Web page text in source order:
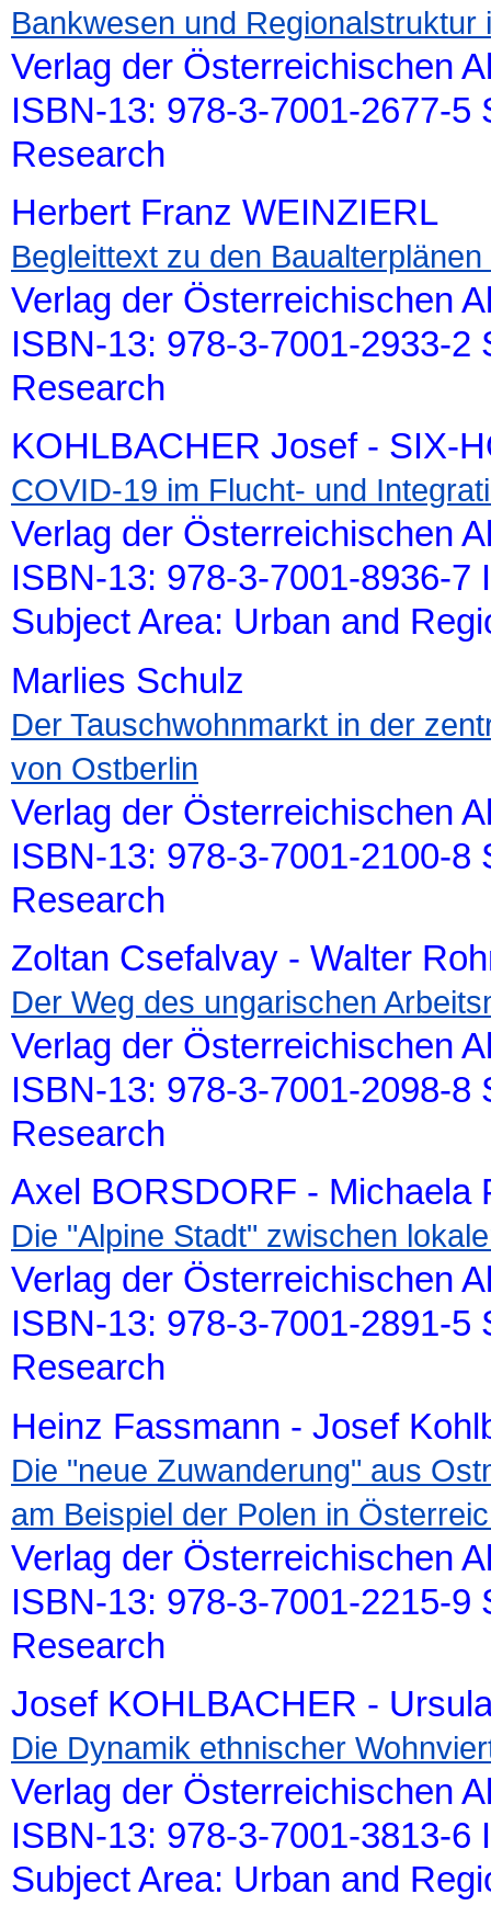
Bankwesen und Regionalstruktur
Verlag der Österreichischen
ISBN-13: 978-3-7001-2677-5
Research
Herbert Franz WEINZIERL
Begleittext zu den
Verlag der Österreichischen
ISBN-13: 978-3-7001-2933-2
Research
KOHLBACHER Josef - SIX-
COVID-19 im Flucht- und
Verlag der Österreichischen
ISBN-13: 978-3-7001-8936-
Subject Area: Urban and
Marlies Schulz
Der Tauschwohnmarkt in der
von Ostberlin
Verlag der Österreichischen
ISBN-13: 978-3-7001-2100-8
Research
Zoltan Csefalvay - Walter
Der Weg des ungarischen
Verlag der Österreichischen
ISBN-13: 978-3-7001-2098-8
Research
Axel BORSDORF - Michaela
Die "Alpine Stadt" zwischen
Verlag der Österreichischen
ISBN-13: 978-3-7001-2891-5
Research
Heinz Fassmann - Josef
Die "neue Zuwanderung" aus
am Beispiel der Polen in
Verlag der Österreichischen
ISBN-13: 978-3-7001-2215-9
Research
Josef KOHLBACHER -
Die Dynamik ethnischer
Verlag der Österreichischen
ISBN-13: 978-3-7001-3813-
Subject Area: Urban and